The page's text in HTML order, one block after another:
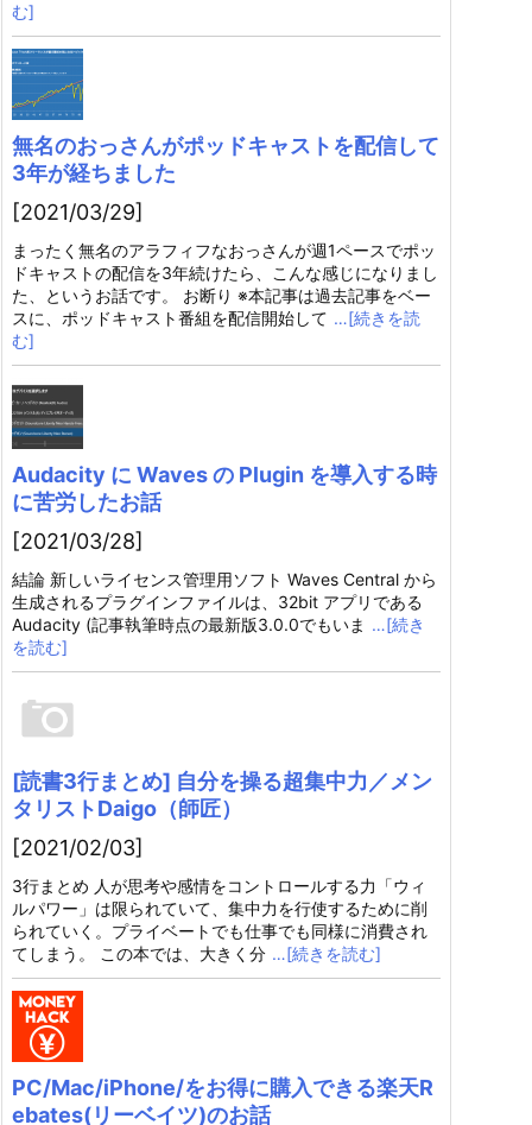
む]
無名のおっさんがポッドキャストを配信して
3年が経ちました
[2021/03/29]
まったく無名のアラフィフなおっさんが週1ペースでポッ
ドキャストの配信を3年続けたら、こんな感じになりまし
た、というお話です。 お断り ※本記事は過去記事をベー
スに、ポッドキャスト番組を配信開始して …[続きを読
む]
Audacity に Waves の Plugin を導入する時
に苦労したお話
[2021/03/28]
結論 新しいライセンス管理用ソフト Waves Central から
生成されるプラグインファイルは、32bit アプリである
Audacity (記事執筆時点の最新版3.0.0でもいま …[続き
を読む]
[読書3行まとめ] 自分を操る超集中力／メン
タリストDaigo（師匠）
[2021/02/03]
3行まとめ 人が思考や感情をコントロールする力「ウィ
ルパワー」は限られていて、集中力を行使するために削
られていく。プライベートでも仕事でも同様に消費され
てしまう。 この本では、大きく分 …[続きを読む]
PC/Mac/iPhone/をお得に購入できる楽天R
ebates(リーベイツ)のお話